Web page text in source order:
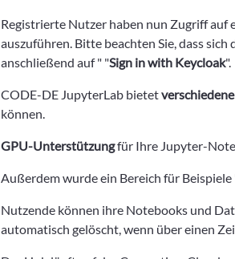
Registrierte Nutzer haben nun Zugriff auf
auszuführen. Bitte beachten Sie, dass
anschließend auf " "Sign in with Keycloak".
CODE-DE JupyterLab bietet
können.
GPU-Unterstützungfür Ihre Jupyter-
Außerdem wurde ein Bereich für Beispiele
Nutzende können ihre Notebooks und
automatisch gelöscht, wenn über einen